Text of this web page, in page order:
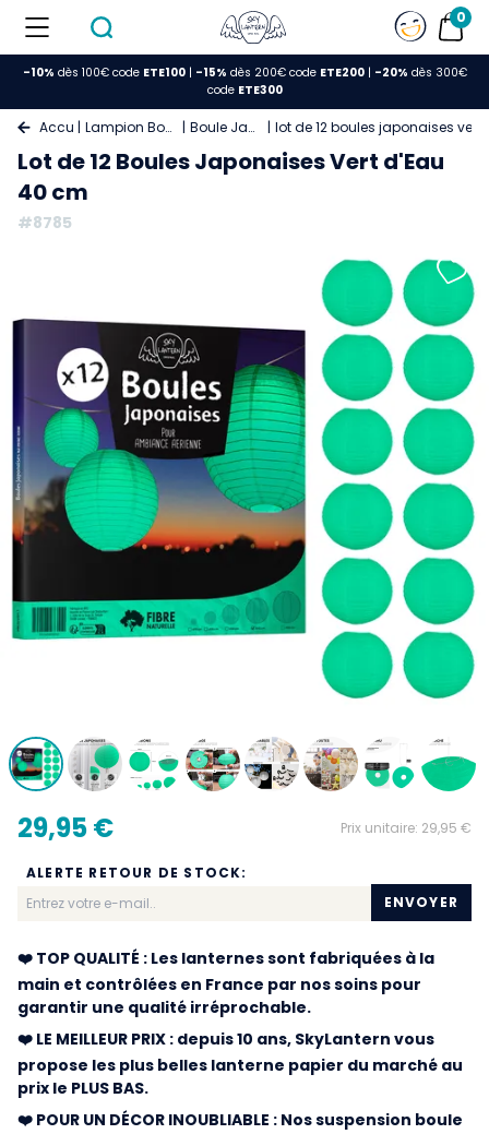
0
-10% dès 100€ code ETE100| -15% dès 200€ code ETE200| -20% dès 300€
code ETE300
Accueil Lampion Boule Papier Boule Japonaise lot de 12 boules japonaises
Lot de 12 Boules Japonaises Vert d'Eau
40 cm
#8785
29,95 € Prix unitaire: 29,95 €
ALERTE RETOUR DE STOCK:
ENVOYER
❤️ TOP QUALITÉ : Les lanternes sont fabriquées à la
main et contrôlées en France par nos soins pour
garantir une qualité irréprochable.
❤️ LE MEILLEUR PRIX : depuis 10 ans, SkyLantern vous
propose les plus belles lanterne papier du marché au
prix le PLUS BAS.
❤️ POUR UN DÉCOR INOUBLIABLE : Nos suspension boule